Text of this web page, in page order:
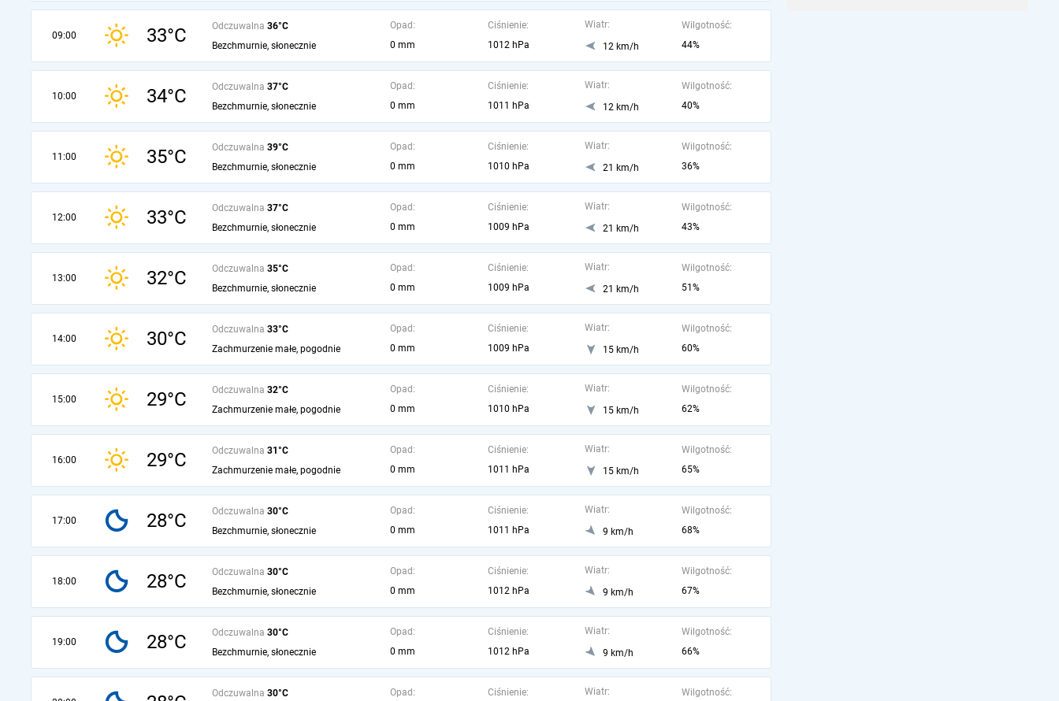
09:00 33°C Odczuwalna 36°C
Bezchmurnie, słonecznie
Opad:
0 mm
Ciśnienie:
1012 hPa
Wiatr:
12 km/h
Wilgotność:
44%
10:00 34°C Odczuwalna 37°C
Bezchmurnie, słonecznie
Opad:
0 mm
Ciśnienie:
1011 hPa
Wiatr:
12 km/h
Wilgotność:
40%
11:00 35°C Odczuwalna 39°C
Bezchmurnie, słonecznie
Opad:
0 mm
Ciśnienie:
1010 hPa
Wiatr:
21 km/h
Wilgotność:
36%
12:00 33°C Odczuwalna 37°C
Bezchmurnie, słonecznie
Opad:
0 mm
Ciśnienie:
1009 hPa
Wiatr:
21 km/h
Wilgotność:
43%
13:00 32°C Odczuwalna 35°C
Bezchmurnie, słonecznie
Opad:
0 mm
Ciśnienie:
1009 hPa
Wiatr:
21 km/h
Wilgotność:
51%
14:00 30°C Odczuwalna 33°C
Zachmurzenie małe, pogodnie
Opad:
0 mm
Ciśnienie:
1009 hPa
Wiatr:
15 km/h
Wilgotność:
60%
15:00 29°C Odczuwalna 32°C
Zachmurzenie małe, pogodnie
Opad:
0 mm
Ciśnienie:
1010 hPa
Wiatr:
15 km/h
Wilgotność:
62%
16:00 29°C Odczuwalna 31°C
Zachmurzenie małe, pogodnie
Opad:
0 mm
Ciśnienie:
1011 hPa
Wiatr:
15 km/h
Wilgotność:
65%
17:00 28°C Odczuwalna 30°C
Bezchmurnie, słonecznie
Opad:
0 mm
Ciśnienie:
1011 hPa
Wiatr:
9 km/h
Wilgotność:
68%
18:00 28°C Odczuwalna 30°C
Bezchmurnie, słonecznie
Opad:
0 mm
Ciśnienie:
1012 hPa
Wiatr:
9 km/h
Wilgotność:
67%
19:00 28°C Odczuwalna 30°C
Bezchmurnie, słonecznie
Opad:
0 mm
Ciśnienie:
1012 hPa
Wiatr:
9 km/h
Wilgotność:
66%
Odczuwalna 30°C Opad: Ciśnienie: Wiatr: Wilgotność: